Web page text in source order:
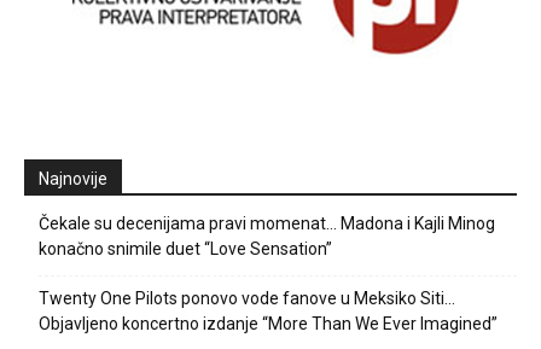
Najnovije
Čekale su decenijama pravi momenat… Madona i Kajli Minog
konačno snimile duet “Love Sensation”
Twenty One Pilots ponovo vode fanove u Meksiko Siti…
Objavljeno koncertno izdanje “More Than We Ever Imagined”